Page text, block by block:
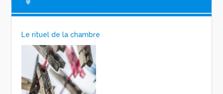
Le rituel de la chambre